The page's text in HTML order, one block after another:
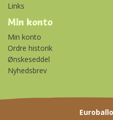
Links
Min konto
Min konto
Ordre historik
Ønskeseddel
Nyhedsbrev